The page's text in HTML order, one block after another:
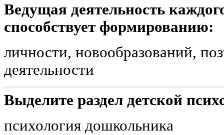
Ведущая деятельность
способствует формированию:
личности, новообразований,
деятельности
Выделите раздел детской
психология дошкольника